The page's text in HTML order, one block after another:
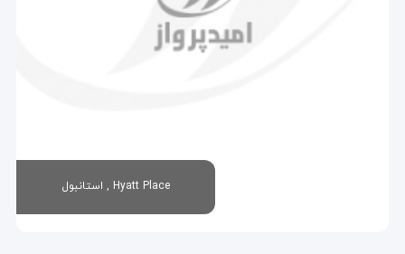
Hyatt Place , استانبول